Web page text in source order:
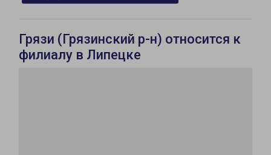
Грязи (Грязинский р-н) относится к
филиалу в Липецке